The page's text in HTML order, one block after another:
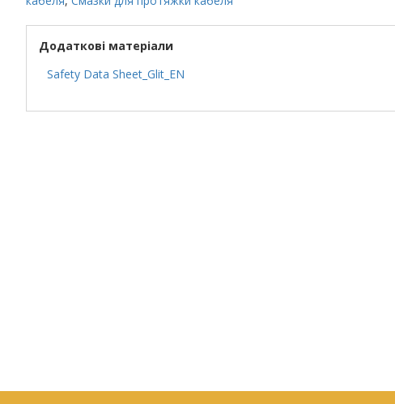
Додаткові матеріали
Safety Data Sheet_Glit_EN